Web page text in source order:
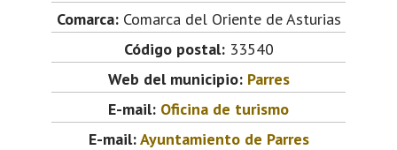
Comarca:Comarca del Oriente de Asturias
Código postal:33540
Web del municipio: Parres
E-mail: Oficina de turismo
E-mail:Ayuntamiento de Parres